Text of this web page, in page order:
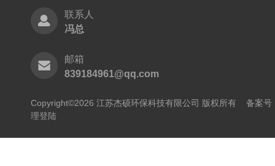
联系人
冯总
邮箱
839184961@qq.com
Copyright©2026 江苏杰硕环保科技有限公司 版权所有 备案号
理登陆